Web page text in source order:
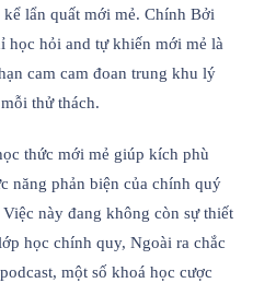
lẩn quất mới mẻ. Chính Bởi
học hỏi and tự khiến mới mẻ là
cam cam đoan trung khu lý
thử thách.
thức mới mẻ giúp kích phù
năng phản biện của chính quý
này đang không còn sự thiết
học chính quy, Ngoài ra chắc
một số khoá học cược